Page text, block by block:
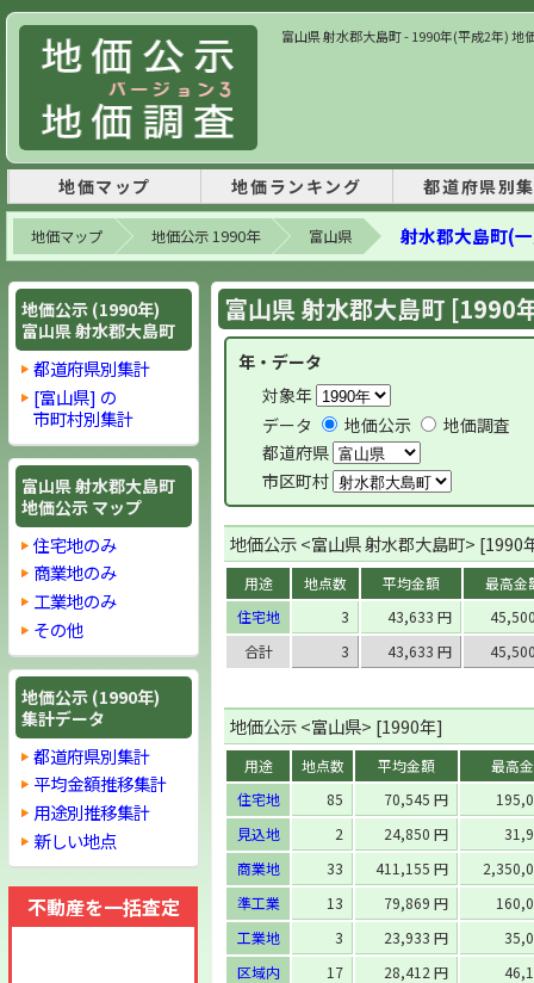
富山県 射水郡大島町 - 1990年(平成2年)
地価マップ 地価ランキング 都道府県別
地価マップ 地価公示 1990年 富山県 射水郡大島町(
地価公示 (1990年)
富山県 射水郡大島町
都道府県別集計
[富山県] の
市町村別集計
富山県 射水郡大島町
地価公示 マップ
住宅地のみ
商業地のみ
工業地のみ
その他
地価公示 (1990年)
集計データ
都道府県別集計
平均金額推移集計
用途別推移集計
新しい地点
不動産を一括査定
富山県 射水郡大島町 [1990
年・データ
対象年
データ
地価公示
地価調査
都道府県
市区町村
地価公示 <富山県 射水郡大島町> [1990
用途 地点数 平均金額
最高金
住宅地
3 43,633 円
合計
3 43,633 円
地価公示 <富山県> [1990年]
用途 地点数 平均金額
最高
住宅地
85 70,545 円
見込地
2 24,850 円
商業地
33 411,155 円
準工業
13 79,869 円
工業地
3 23,933 円
区域内
17 28,412 円